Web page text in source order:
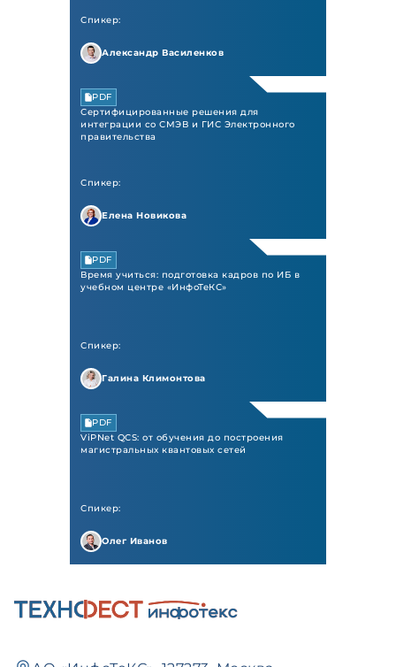
Спикер:
Александр Василенков
PDF
Сертифицированные решения для
интеграции со СМЭВ и ГИС Электронного
правительства
Спикер:
Елена Новикова
PDF
Время учиться: подготовка кадров по ИБ в
учебном центре «ИнфоТеКС»
Спикер:
Галина Климонтова
PDF
ViPNet QCS: от обучения до построения
магистральных квантовых сетей
Спикер:
Олег Иванов